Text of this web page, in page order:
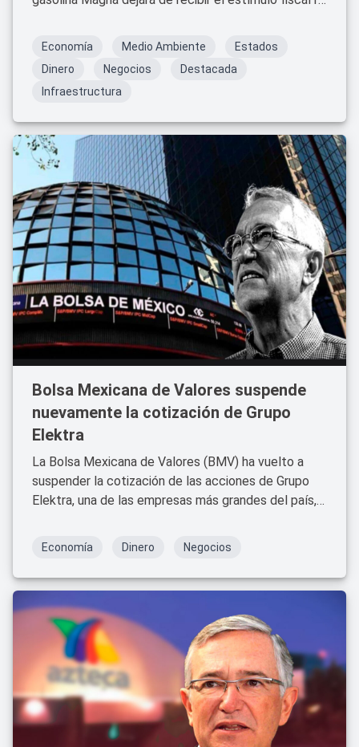
producción y servicios (IEPS) para la gasolina Magna
Economía Medio Ambiente
Estados
Dinero
Negocios
Destacada
Infraestructura
Bolsa Mexicana de Valores suspende
nuevamente la cotización de Grupo
Elektra
La Bolsa Mexicana de Valores (BMV) ha vuelto a
suspender la cotización de las acciones de Grupo
Elektra, una de las empresas más grandes del país,
Economía Dinero Negocios